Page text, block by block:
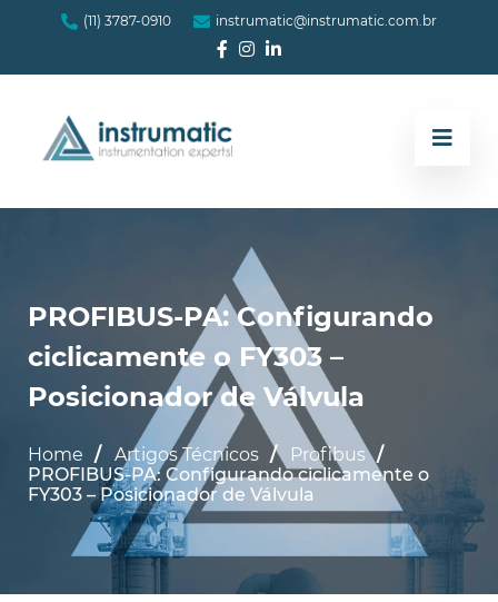
(11) 3787-0910 instrumatic@instrumatic.com.br
PROFIBUS-PA: Configurando
ciclicamente o FY303 –
Posicionador de Válvula
Home Artigos Técnicos
Profibus
PROFIBUS-PA: Configurando ciclicamente o
FY303 – Posicionador de Válvula